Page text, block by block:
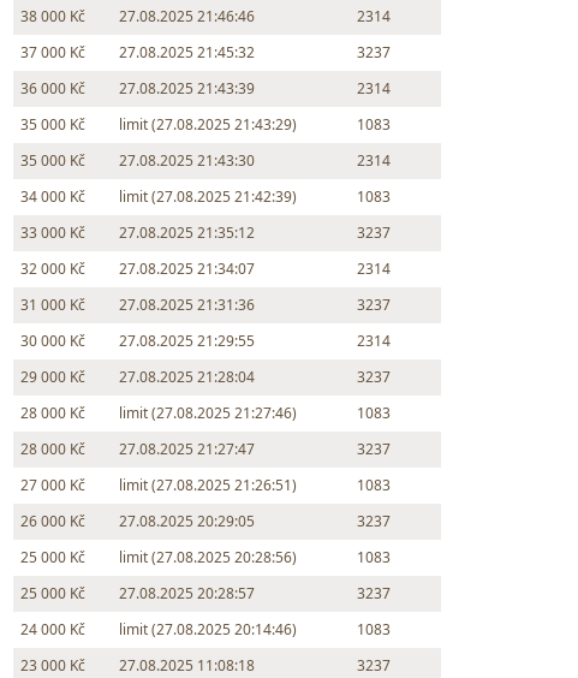
38 000 Kč
27.08.2025 21:46:46
2314
37 000 Kč
27.08.2025 21:45:32
3237
36 000 Kč
27.08.2025 21:43:39
2314
35 000 Kč
limit (27.08.2025 21:43:29)
1083
35 000 Kč
27.08.2025 21:43:30
2314
34 000 Kč
limit (27.08.2025 21:42:39)
1083
33 000 Kč
27.08.2025 21:35:12
3237
32 000 Kč
27.08.2025 21:34:07
2314
31 000 Kč
27.08.2025 21:31:36
3237
30 000 Kč
27.08.2025 21:29:55
2314
29 000 Kč
27.08.2025 21:28:04
3237
28 000 Kč
limit (27.08.2025 21:27:46)
1083
28 000 Kč
27.08.2025 21:27:47
3237
27 000 Kč
limit (27.08.2025 21:26:51)
1083
26 000 Kč
27.08.2025 20:29:05
3237
25 000 Kč
limit (27.08.2025 20:28:56)
1083
25 000 Kč
27.08.2025 20:28:57
3237
24 000 Kč
limit (27.08.2025 20:14:46)
1083
23 000 Kč
27.08.2025 11:08:18
3237